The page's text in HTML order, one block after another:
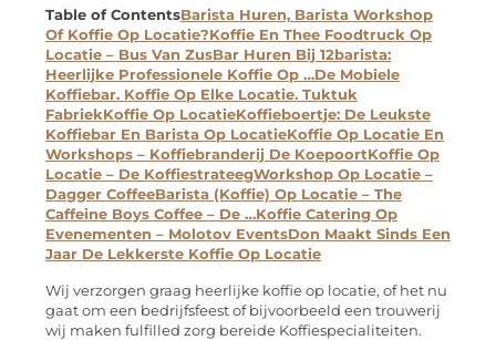
Table of ContentsBarista Huren, Barista Workshop
Of Koffie Op Locatie?Koffie En Thee Foodtruck Op
Locatie – Bus Van ZusBar Huren Bij 12barista:
Heerlijke Professionele Koffie Op …De Mobiele
Koffiebar. Koffie Op Elke Locatie. Tuktuk
FabriekKoffie Op LocatieKoffieboertje: De Leukste
Koffiebar En Barista Op LocatieKoffie Op Locatie En
Workshops – Koffiebranderij De KoepoortKoffie Op
Locatie – De KoffiestrateegWorkshop Op Locatie –
Dagger CoffeeBarista (Koffie) Op Locatie – The
Caffeine Boys Coffee – De …Koffie Catering Op
Evenementen – Molotov EventsDon Maakt Sinds Een
Jaar De Lekkerste Koffie Op Locatie
Wij verzorgen graag heerlijke koffie op locatie, of het nu
gaat om een bedrijfsfeest of bijvoorbeeld een trouwerij
wij maken fulfilled zorg bereide Koffiespecialiteiten.